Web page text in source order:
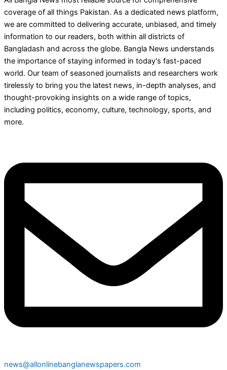
coverage of all things Pakistan. As a dedicated news platform,
we are committed to delivering accurate, unbiased, and timely
information to our readers, both within all districts of
Bangladash and across the globe. Bangla News understands
the importance of staying informed in today's fast-paced
world. Our team of seasoned journalists and researchers work
tirelessly to bring you the latest news, in-depth analyses, and
thought-provoking insights on a wide range of topics,
including politics, economy, culture, technology, sports, and
more.
news@allonlinebanglanewspapers.com